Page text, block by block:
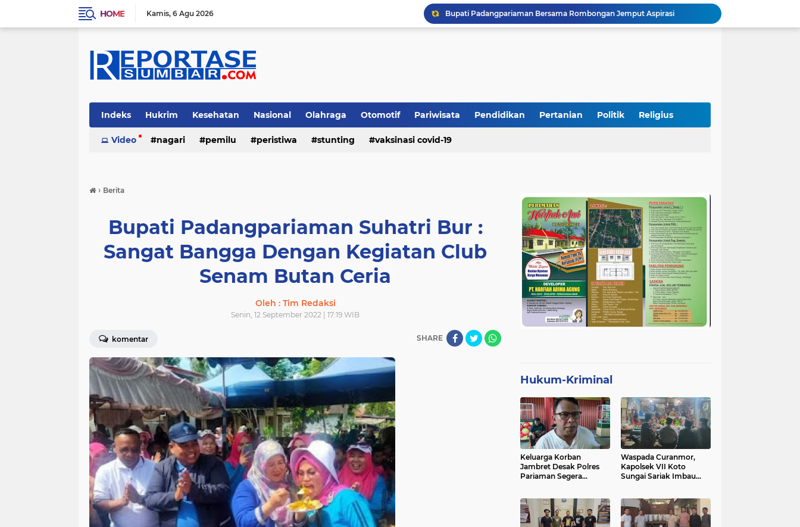
HOME Kamis 6 Agu 2026
Longsor Ganggu Akses Jalan Pada Empat Titik
Presiden Diminta Jadikan Pertemuan dengan Kepala Daerah sebagai Momentum Reformasi Sistemik
Diduga Tabrak Pejalan Kaki Hingga Tewas di Padang Pariaman, Sopir L300 Sempat Kabur Karena Panik
Bupati Padangpariaman Bersama Rombongan Jemput Aspirasi
Indeks Hukrim Kesehatan Nasional Olahraga Otomotif Pariwisata Pendidikan Pertanian Politik Religius
Video nagari pemilu peristiwa stunting vaksinasi covid-19
› Berita
Bupati Padangpariaman Suhatri Bur :
Sangat Bangga Dengan Kegiatan Club
Senam Butan Ceria
Oleh : Tim Redaksi
Senin, 12 September 2022 | 17:19 WIB
komentar SHARE
Hukum-Kriminal
Keluarga Korban
Jambret Desak Polres
Pariaman Segera
Waspada Curanmor,
Kapolsek VII Koto
Sungai Sariak Imbau